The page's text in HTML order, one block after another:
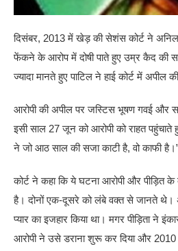
दिसंबर, 2013 में खेड़ की सेशंस कोर्ट ने अनिल
फेंकने के आरोप में दोषी पाते हुए उम्र कैद की
ज्यादा मानते हुए पाटिल ने हाई कोर्ट में अपील
आरोपी की अपील पर जस्टिस भूषण गवई और
इसी साल 27 जून को आरोपी को राहत
ने जो आठ साल की सजा काटी है, वो काफी
कोर्ट ने कहा कि ये घटना आरोपी और पीड़ित
है। दोनों एक-दूसरे को लंबे वक्त से जानते
प्यार का इजहार किया था। मगर पीड़िता ने
आरोपी ने उसे डराना शुरू कर दिया और